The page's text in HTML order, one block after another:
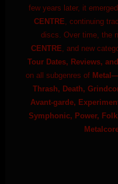
few years later, it
CENTRE, continuing
discs. Over time, the
CENTRE, and new
Tour Dates, Reviews,
on all subgenres of
Thrash, Death,
Avant-garde,
Symphonic, Power,